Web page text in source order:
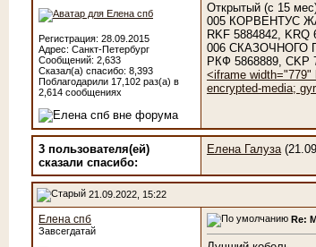
Регистрация: 28.09.2015
Адрес: Санкт-Петербург
Сообщений: 2,633
Сказал(а) спасибо: 8,393
Поблагодарили 17,102 раз(а) в
2,614 сообщениях
Открытый (с 15
005 КОРВЕНТУС
RKF 5884842,
006 СКАЗОЧНОГО
РКФ 5868889,
<iframe width="779"
encrypted-media;
3 пользователя(ей)
сказали cпасибо:
Елена Галуза
21.09.2022, 15:22
Елена спб
Завсегдатай
Re: